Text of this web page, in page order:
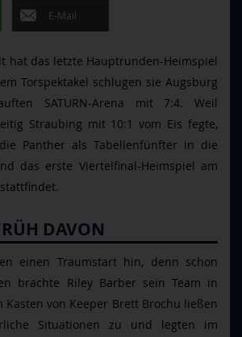
E-Mail
hat das letzte Hauptrunden-Heimspiel
Torspektakel schlugen sie Augsburg
SATURN-Arena mit 7:4. Weil
Straubing mit 10:1 vom Eis fegte,
Panther als Tabellenfünfter in die
das erste Viertelfinal-Heimspiel am
DAVON
einen Traumstart hin, denn schon
brachte Riley Barber sein Team in
Kasten von Keeper Brett Brochu ließen
Situationen zu und legten im